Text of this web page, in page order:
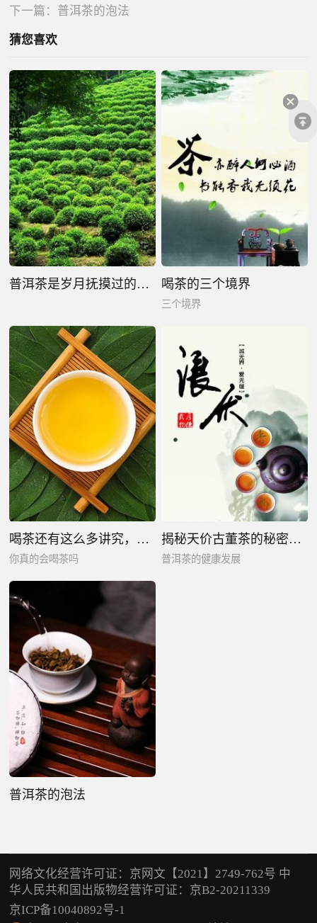
下一篇： 普洱茶的泡法
猜您喜欢
普洱茶是岁月抚摸过的芳华 喝茶的三个境界
三个境界
喝茶还有这么多讲究，你真的会喝茶吗
你真的会喝茶吗
揭秘天价古董茶的秘密，守护普洱茶的健康发展
普洱茶的健康发展
普洱茶的泡法
网络文化经营许可证：京网文【2021】2749-762号 中
华人民共和国出版物经营许可证：京B2-20211339
京ICP备10040892号-1